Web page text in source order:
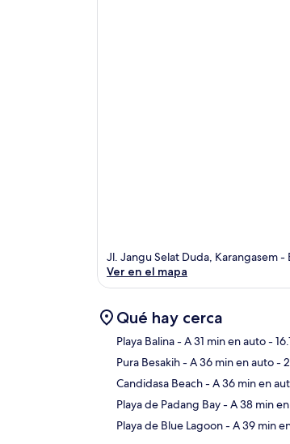
Jl. Jangu Selat Duda, Karangasem -
Ver en el mapa
Qué hay cerca
Playa Balina- A 31 min en auto-
Pura Besakih- A 36 min en auto-
Candidasa Beach- A 36 min en
Playa de Padang Bay- A 38 min
Playa de Blue Lagoon- A 39 min